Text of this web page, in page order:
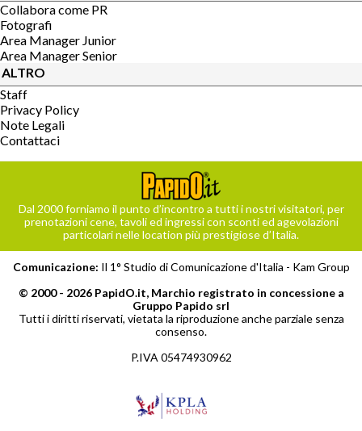
Collabora come PR
Fotografi
Area Manager Junior
Area Manager Senior
ALTRO
Staff
Privacy Policy
Note Legali
Contattaci
Dal 2000 forniamo il punto d’incontro a tutti i nostri visitatori, per
prenotazioni cene, tavoli ed ingressi con sconti ed agevolazioni
particolari nelle location più prestigiose d’Italia.
Comunicazione: Il 1° Studio di Comunicazione d'Italia - Kam Group
© 2000 - 2026 PapidO.it, Marchio registrato in concessione a
Gruppo Papido srl
Tutti i diritti riservati, vietata la riproduzione anche parziale senza
consenso.
P.IVA 05474930962